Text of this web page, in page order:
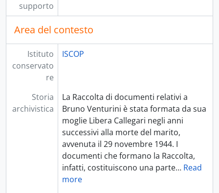
supporto
Area del contesto
Istituto
conservato
re
ISCOP
Storia
archivistica
La Raccolta di documenti relativi a
Bruno Venturini è stata formata da sua
moglie Libera Callegari negli anni
successivi alla morte del marito,
avvenuta il 29 novembre 1944. I
documenti che formano la Raccolta,
infatti, costituiscono una parte… Read
more